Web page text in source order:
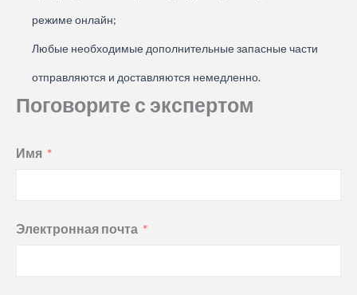
режиме онлайн;
Любые необходимые дополнительные запасные части
отправляются и доставляются немедленно.
Поговорите с экспертом
Имя
Электронная почта